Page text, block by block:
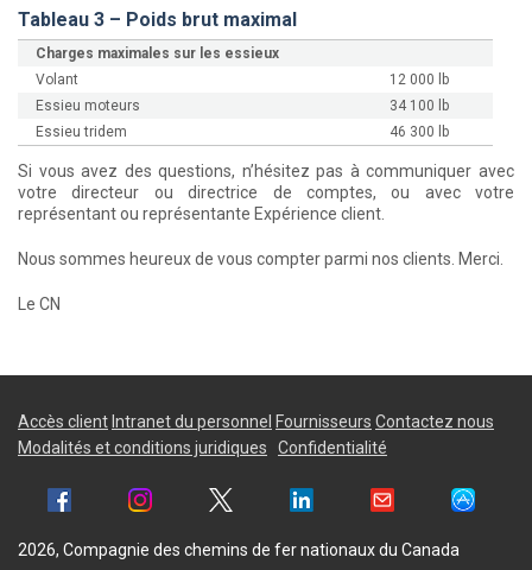
Tableau 3 – Poids brut maximal
Charges maximales sur les essieux
Volant
12 000 lb
Essieu moteurs
34 100 lb
Essieu tridem
46 300 lb
Si vous avez des questions, n’hésitez pas à communiquer avec
votre directeur ou directrice de comptes, ou avec votre
représentant ou représentante Expérience client.
Nous sommes heureux de vous compter parmi nos clients. Merci.
Le CN
Accès client Intranet du personnel Fournisseurs Contactez nous
2026, Compagnie des chemins de fer nationaux du Canada
Modalités et conditions juridiques Confidentialité